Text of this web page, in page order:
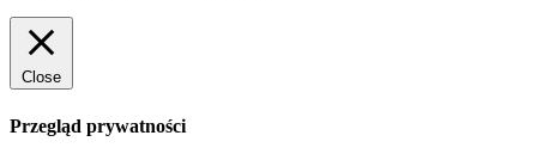
Close
Przegląd prywatności